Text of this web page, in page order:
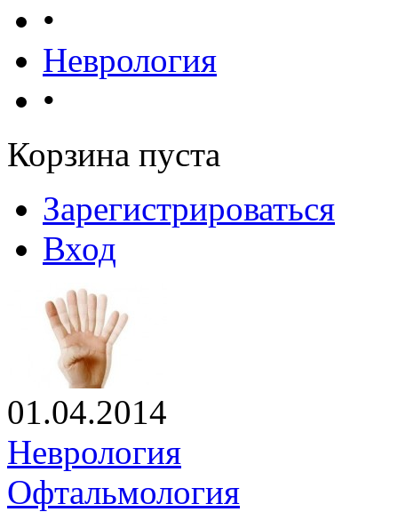
•
Неврология
•
Корзина пуста
Зарегистрироваться
Вход
01.04.2014
Неврология
Офтальмология